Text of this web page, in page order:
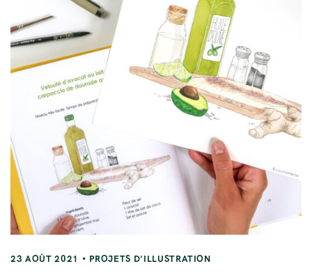
23 AOÛT 2021 PROJETS D'ILLUSTRATION